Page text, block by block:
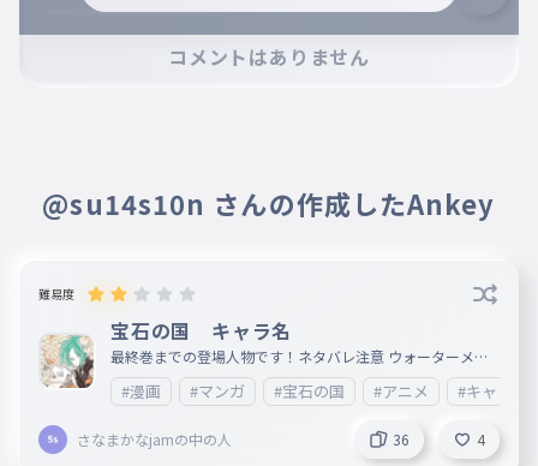
023 カンゴーム
かんごーむ
じるこん
ヘモミルファイト
へもみるふぁいと
028 ウォーターメロントルマリン
うぉーたーめろんとるまりん
ペリドット
※コメントするには、ログインが必要です。
コメントはありません
@su14s10n さんの作成したAnkey
難易度
宝石の国 キャラ名
最終巻までの登場人物です！ネタバレ注意 ウォーターメロ
ントルマリンか双晶アメジストが来たら絶望だよね笑 あと
フォスフォフィライトもスマホだと絶望かも。 一巻時点で
すでに月に行ってしまった宝石（ルビー、ラピスなど）は除
外しました！そういうのも含めるとキリがないので。 岩石
生命体（石ころ）たちも、名前がハッキリとわからないので
#漫画 #マンガ #宝石の国 #アニメ #キャラ
さなまかなjamの中の人 36 4